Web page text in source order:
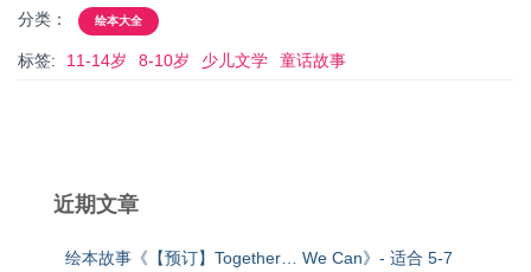
分类： 绘本大全
标签: 11-14岁 8-10岁 少儿文学 童话故事
近期文章
绘本故事《【预订】Together… We Can》- 适合 5-7